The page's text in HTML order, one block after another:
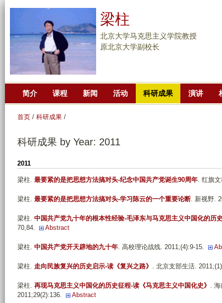
主
梁柱
北京大学马克思主义学院教授
原北京大学副校长
简介 课程 新闻 活动 科研成果 演讲
首页 / 科研成果 /
科研成果 by Year: 2011
2011
梁柱. 最要紧的是把思想方法搞对头-纪念中国共产党诞生90周年. 红旗
梁柱. 最要紧的是把思想方法搞对头-学习陈云的一个重要论断. 新视野.
梁柱. 中国共产党九十年的根本性经验-毛泽东与马克思主义中国化的历
70,84.
Abstract
梁柱. 中国共产党开天辟地的九十年. 高校理论战线. 2011;(4):9-15.
梁柱. 走向民族复兴的历史启示-读《复兴之路》 . 北京支部生活.
梁柱. 再现马克思主义中国化的历史征程-读《马克思主义中国化史》 . 海
2011;29(2):136.
Abstract